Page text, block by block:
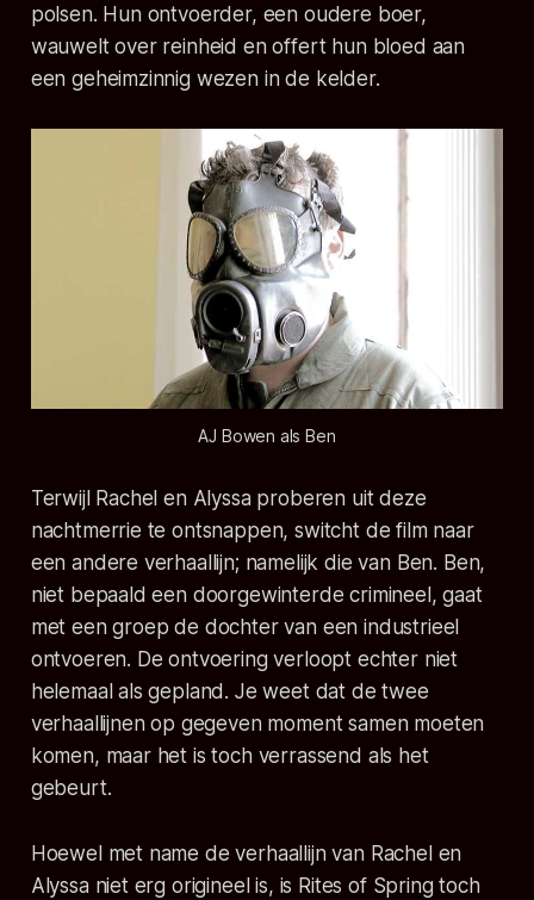
polsen. Hun ontvoerder, een oudere boer,
wauwelt over reinheid en offert hun bloed aan
een geheimzinnig wezen in de kelder.
AJ Bowen als Ben
Terwijl Rachel en Alyssa proberen uit deze
nachtmerrie te ontsnappen, switcht de film naar
een andere verhaallijn; namelijk die van Ben. Ben,
niet bepaald een doorgewinterde crimineel, gaat
met een groep de dochter van een industrieel
ontvoeren. De ontvoering verloopt echter niet
helemaal als gepland. Je weet dat de twee
verhaallijnen op gegeven moment samen moeten
komen, maar het is toch verrassend als het
gebeurt.
Hoewel met name de verhaallijn van Rachel en
Alyssa niet erg origineel is, is Rites of Spring toch